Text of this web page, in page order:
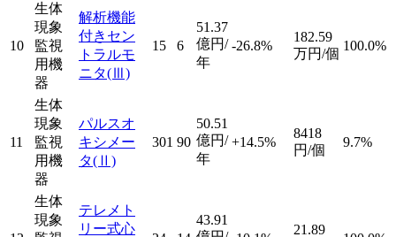
10
生体
現象
監視
用機
器
解析機能
付きセン
トラルモ
ニタ(Ⅲ)
15 6
51.37
億円/
年
-26.8%
182.59
万円/個
100.0%
11
生体
現象
監視
用機
器
パルスオ
キシメー
タ(Ⅱ)
301 90
50.51
億円/
年
+14.5%
8418
円/個
9.7%
生体
現象
テレメト
リー式心
43.91
21.89